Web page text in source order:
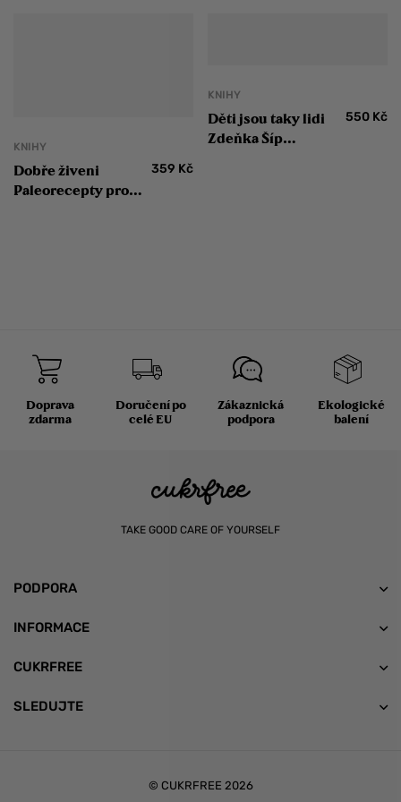
KNIHY
Dobře živeni
Paleorecepty pro
359 Kč
KNIHY
Děti jsou taky lidi
Zdeňka Šíp
550 Kč
Doprava
zdarma
Doručení po
celé EU
Zákaznická
podpora
Ekologické
balení
TAKE GOOD CARE OF YOURSELF
PODPORA
INFORMACE
CUKRFREE
SLEDUJTE
© CUKRFREE 2026